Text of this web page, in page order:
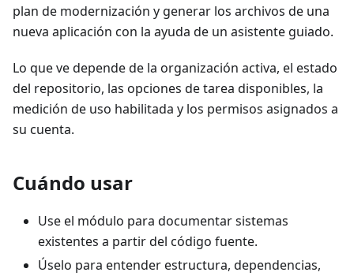
plan de modernización y generar los archivos de una
nueva aplicación con la ayuda de un asistente guiado.
Lo que ve depende de la organización activa, el estado
del repositorio, las opciones de tarea disponibles, la
medición de uso habilitada y los permisos asignados a
su cuenta.
Cuándo usar
Use el módulo para documentar sistemas
existentes a partir del código fuente.
Úselo para entender estructura, dependencias,